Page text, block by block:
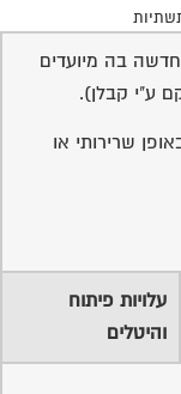
בה מיועדים
ע"י קבלן).
שרירותי או
עלויות פיתוח
והיטלים